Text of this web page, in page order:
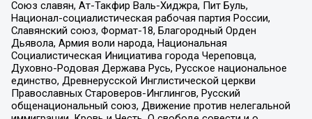
Союз славян, Ат-Такфир Валь-Хиджра, Пит Буль,
Национал-социалистическая рабочая партия России,
Славянский союз, Формат-18, Благородный Орден
Дьявола, Армия воли народа, Национальная
Социалистическая Инициатива города Череповца,
Духовно-Родовая Держава Русь, Русское национальное
единство, Древнерусской Инглистической церкви
Православных Староверов-Инглингов, Русский
общенациональный союз, Движение против нелегальной